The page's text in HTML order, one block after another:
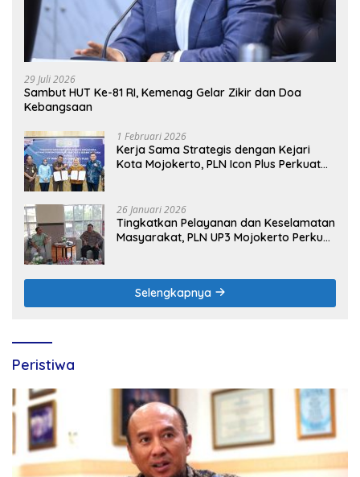
29 Juli 2026
Sambut HUT Ke-81 RI, Kemenag Gelar Zikir dan Doa
Kebangsaan
1 Februari 2026
Kerja Sama Strategis dengan Kejari
Kota Mojokerto, PLN Icon Plus Perkuat
26 Januari 2026
Tingkatkan Pelayanan dan Keselamatan
Masyarakat, PLN UP3 Mojokerto Perkuat
Selengkapnya
Peristiwa